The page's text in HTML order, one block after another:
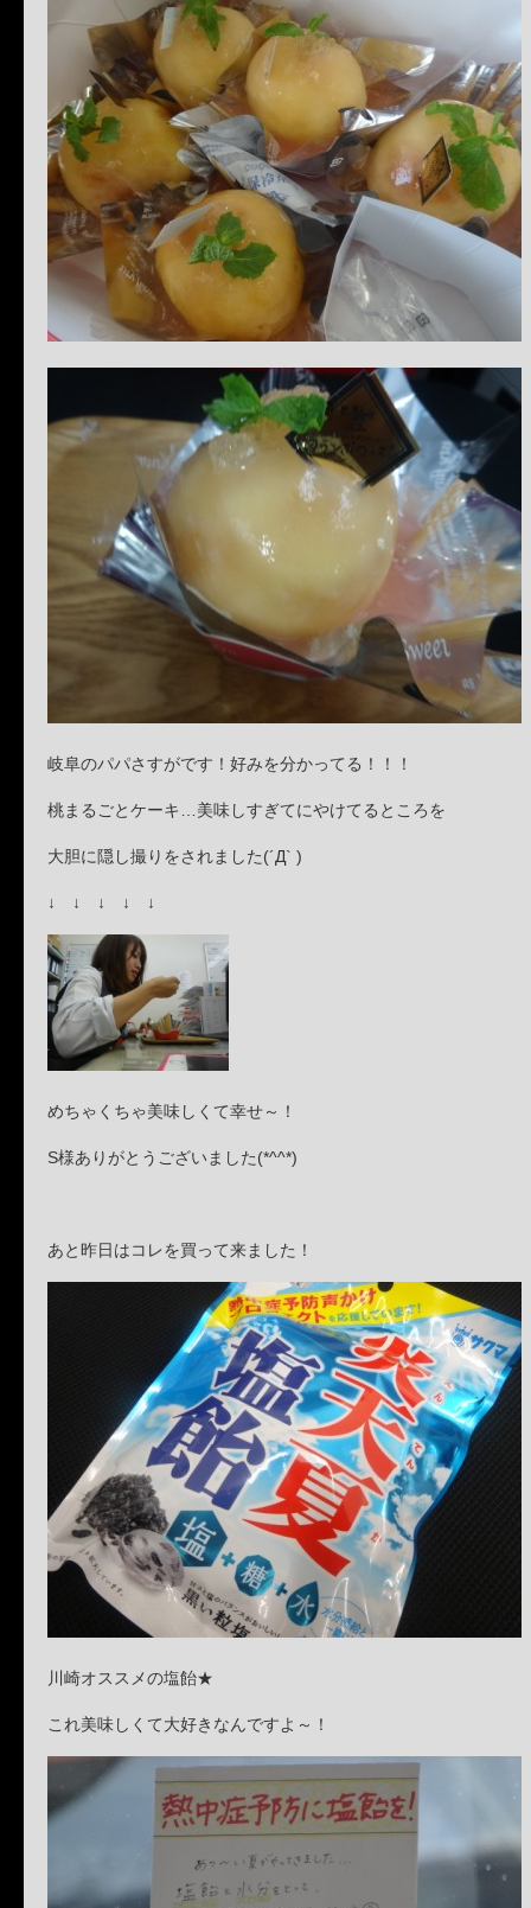
岐阜のパパさすがです！好みを分かってる！！！
桃まるごとケーキ…美味しすぎてにやけてるところを
大胆に隠し撮りをされました(´Д` )
↓ ↓ ↓ ↓ ↓
めちゃくちゃ美味しくて幸せ～！
S様ありがとうございました(*^^*)
あと昨日はコレを買って来ました！
川崎オススメの塩飴★
これ美味しくて大好きなんですよ～！